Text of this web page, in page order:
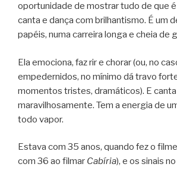
oportunidade de mostrar tudo de que é
canta e dança com brilhantismo. É um
papéis, numa carreira longa e cheia de
Ela emociona, faz rir e chorar (ou, no
empedernidos, no mínimo dá travo
momentos tristes, dramáticos). E canta
maravilhosamente. Tem a energia de
todo vapor.
Estava com 35 anos, quando fez o
com 36 ao filmar Cabíria), e os sinais